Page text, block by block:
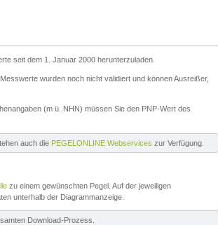
seit dem 1. Januar 2000 herunterzuladen.
Messwerte wurden noch nicht validiert und können Ausreißer,
(m ü. NHN) müssen Sie den PNP-Wert des
auch die PEGELONLINE Webservices zur Verfügung.
zu einem gewünschten Pegel. Auf der jeweiligen
unterhalb der Diagrammanzeige.
Download-Prozess.